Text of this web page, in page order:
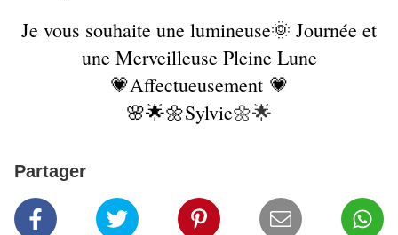
Je vous souhaite une lumineuse🌞 Journée et
une Merveilleuse Pleine Lune
💗Affectueusement 💗
🌸🌟🌼Sylvie🌼🌟
Partager